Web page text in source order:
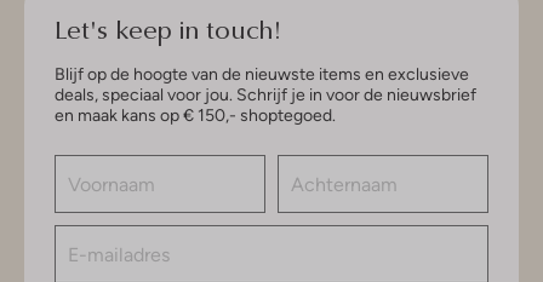
Let's keep in touch!
Blijf op de hoogte van de nieuwste items en exclusieve
deals, speciaal voor jou. Schrijf je in voor de nieuwsbrief
en maak kans op € 150,- shoptegoed.